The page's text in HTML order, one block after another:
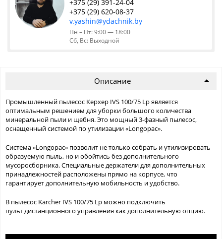
+375 (29) 391-24-04
+375 (29) 620-08-37
v.yashin@ydachnik.by
Пн – Пт: 9:00 — 18:00
Сб, Вс: Выходной
Описание
Промышленный пылесос Керхер IVS 100/75 Lp является
оптимальным решением для уборки большого количества
минеральной пыли и щебня. Это мощный 3-фазный пылесос,
оснащенный системой по утилизации «Longopac».
Система «Longopac» позволит не только собрать и утилизировать
образуемую пыль, но и обойтись без дополнительного
мусоросборника. Специальные держатели для дополнительных
принадлежностей расположены прямо на корпусе, что
гарантирует дополнительную мобильность и удобство.
В пылесос Karcher IVS 100/75 Lp можно подключить
пульт дистанционного управления как дополнительную опцию.